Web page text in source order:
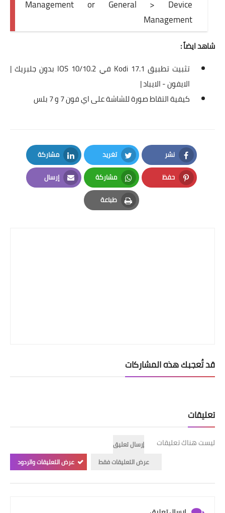
Management or General > Device
Management
شاهد ايضاً :
تثبيت تطبيق Kodi 17.1 في IOS 10/10.2 بدون جلبريك |
الايفون - الايباد |
كيفية التقاط صورة للشاشة على اي فون 7 و 7 بلس
نشر
Facebook
تغريد
Twitter
مشاركة
LinkedIn
حفظ
Pinterest
مشاركة
Whatsapp
إرسال
Email
طباعة
Print
قد تُعجبك هذه المشاركات
تعليقات
ليست هناك تعليقات
إرسال تعليق
عرض التعليقات فقط
عرض التعليقات والردود